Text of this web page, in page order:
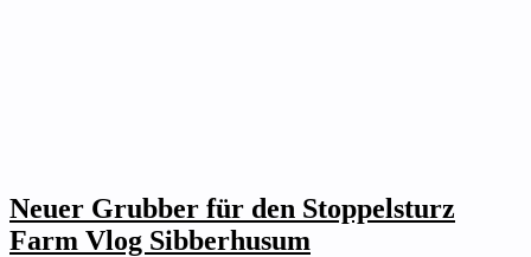
Neuer Grubber für den Stoppelsturz
Farm Vlog Sibberhusum